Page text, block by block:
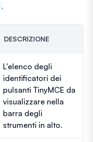
.
DESCRIZIONE
L'elenco degli
identificatori dei
pulsanti TinyMCE da
visualizzare nella
barra degli
strumenti in alto.